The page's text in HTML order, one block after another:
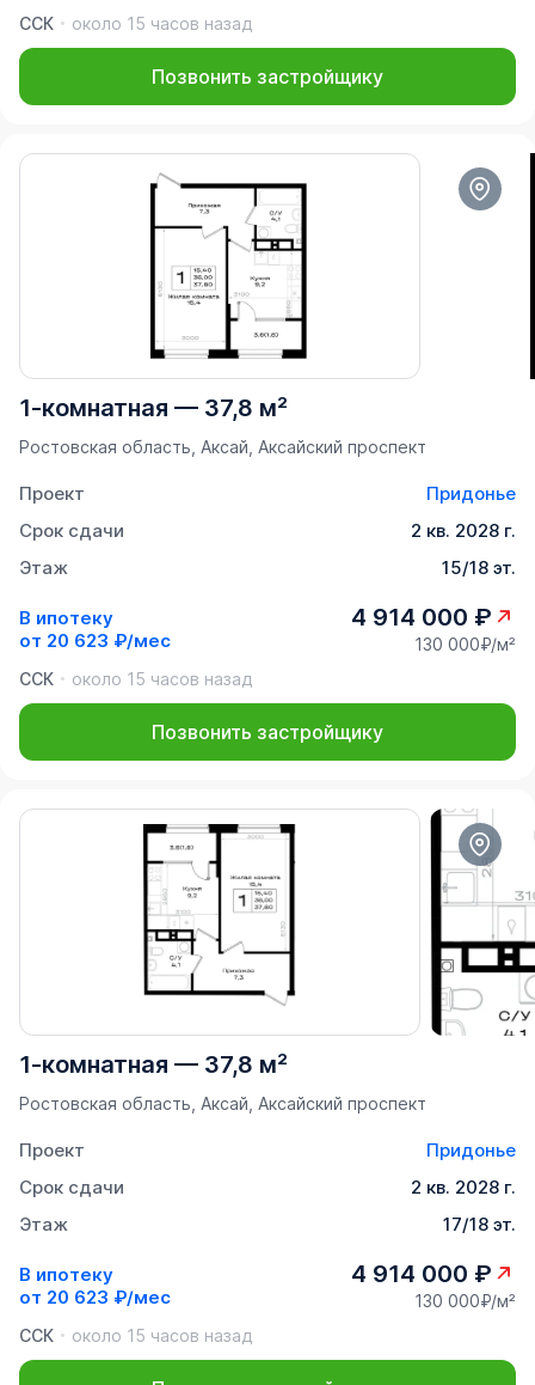
ССК
около 15 часов назад
Позвонить застройщику
1-комнатная — 37,8 м²
Ростовская область, Аксай, Аксайский проспект
Проект
Придонье
Срок сдачи
2 кв. 2028 г.
Этаж
15/18 эт.
В ипотеку
от 20 623 ₽/мес
4 914 000 ₽
130 000₽/м²
ССК
около 15 часов назад
Позвонить застройщику
1-комнатная — 37,8 м²
Ростовская область, Аксай, Аксайский проспект
Проект
Придонье
Срок сдачи
2 кв. 2028 г.
Этаж
17/18 эт.
В ипотеку
от 20 623 ₽/мес
4 914 000 ₽
130 000₽/м²
ССК
около 15 часов назад